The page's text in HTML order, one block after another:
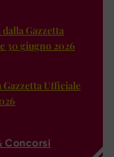
Gazzetta
30 giugno 2026
Ufficiale
Concorsi